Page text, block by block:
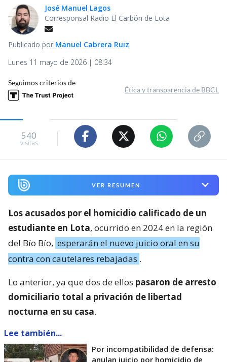
José Manuel Lagos
Corresponsal Radio El Carbón de Lota
Publicado por Manuel Cabrera Ruiz
Lunes 11 mayo de 2026 | 08:34
Seguimos criterios de
Ética y transparencia de BBCL
540
visitas
VER RESUMEN
Los acusados por el homicidio calificado de un
estudiante en Lota, ocurrido en 2024 en la región
del Bío Bío, esperarán el nuevo juicio oral en su
contra con cautelares rebajadas .
Lo anterior, ya que dos de ellos pasaron de arresto
domiciliario total a privación de libertad
nocturna en su casa.
Lee también...
Por incompatibilidad de defensa:
anulan juicio por homicidio de